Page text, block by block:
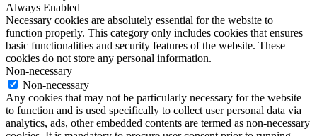
Always Enabled
Necessary cookies are absolutely essential for the website to
function properly. This category only includes cookies that ensures
basic functionalities and security features of the website. These
cookies do not store any personal information.
Non-necessary
Non-necessary
Any cookies that may not be particularly necessary for the website
to function and is used specifically to collect user personal data via
analytics, ads, other embedded contents are termed as non-necessary